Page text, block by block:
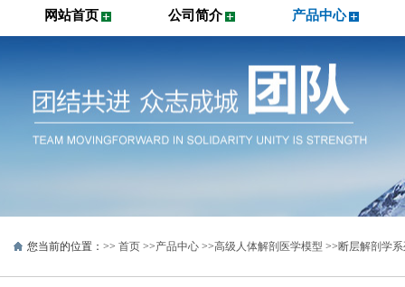
网站首页 公司简介 产品中心
您当前的位置：>> 首页 >>产品中心 >>高级人体解剖医学模型 >>断层解剖学